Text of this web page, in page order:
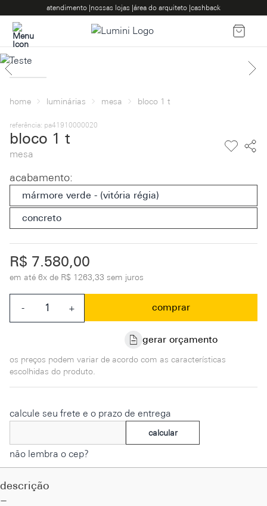
atendimento |nossas lojas |área do arquiteto |cashback
home luminárias mesa bloco 1 t
referência: pa41910000020
bloco 1 t
mesa
acabamento:
mármore verde - (vitória régia)
concreto
R$ 7.580,00
em até 6x de R$ 1263,33 sem juros
- + comprar
gerar orçamento
os preços podem variar de acordo com as características
escolhidas do produto.
calcule seu frete e o prazo de entrega
calcular
não lembra o cep?
descrição